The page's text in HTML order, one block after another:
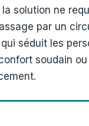
solution ne
par un
séduit les
soudain